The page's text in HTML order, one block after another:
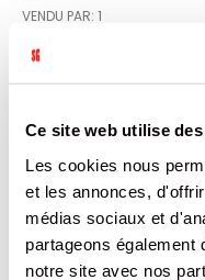
Ce site web utilise
Les cookies nous
et les annonces,
médias sociaux et
partageons également
notre site avec nos
VENDU PAR: 1
Caissette en carton
vos gâteaux
CARACTÉRISTIQUES